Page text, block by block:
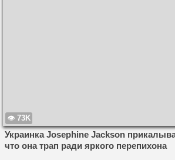
73K
Украинка Josephine Jackson
что она трап ради яркого перепихона